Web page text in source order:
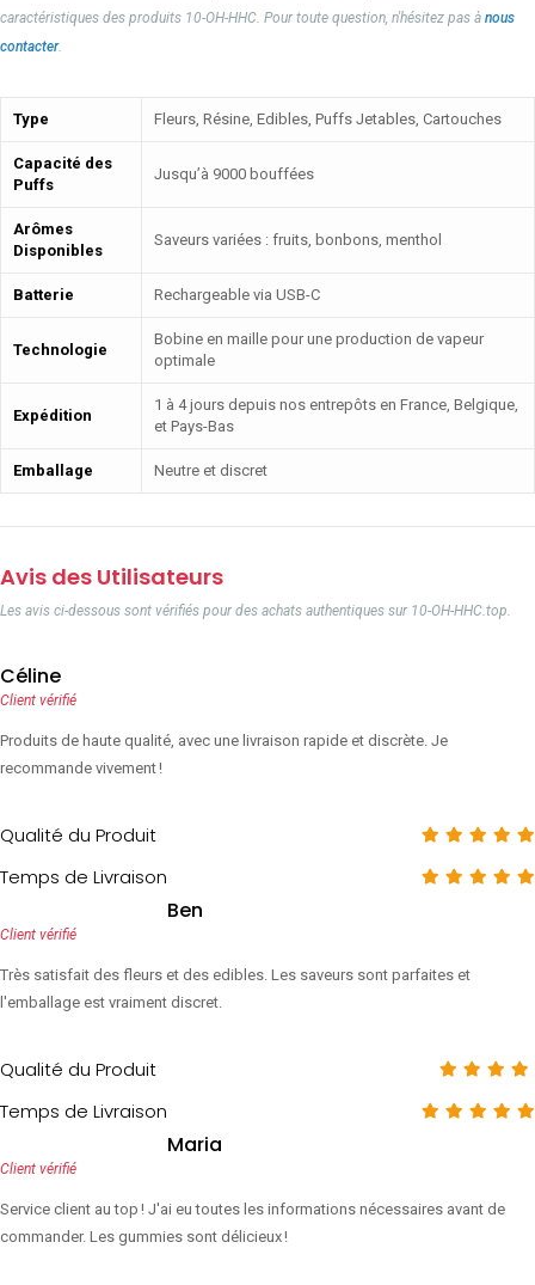
caractéristiques des produits 10-OH-HHC. Pour toute question, n'hésitez pas à nous
contacter.
Type Fleurs, Résine, Edibles, Puffs Jetables, Cartouches
Capacité des
Puffs
Jusqu’à 9000 bouffées
Arômes
Disponibles
Saveurs variées : fruits, bonbons, menthol
Batterie Rechargeable via USB-C
Technologie
Bobine en maille pour une production de vapeur
optimale
Expédition
1 à 4 jours depuis nos entrepôts en France, Belgique,
et Pays-Bas
Emballage Neutre et discret
Avis des Utilisateurs
Les avis ci-dessous sont vérifiés pour des achats authentiques sur 10-OH-HHC.top.
Céline
Client vérifié
Produits de haute qualité, avec une livraison rapide et discrète. Je
recommande vivement !
Qualité du Produit
Temps de Livraison
Ben
Client vérifié
Très satisfait des fleurs et des edibles. Les saveurs sont parfaites et
l'emballage est vraiment discret.
Qualité du Produit
Temps de Livraison
Maria
Client vérifié
Service client au top ! J'ai eu toutes les informations nécessaires avant de
commander. Les gummies sont délicieux !